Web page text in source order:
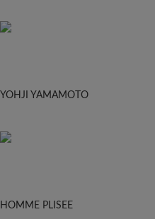
YOHJI YAMAMOTO
HOMME PLISEE